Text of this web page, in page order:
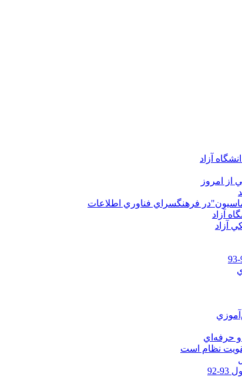
آزاد
از امروز
فرهنگسراي فناوري اطلاعات
نظام است
92